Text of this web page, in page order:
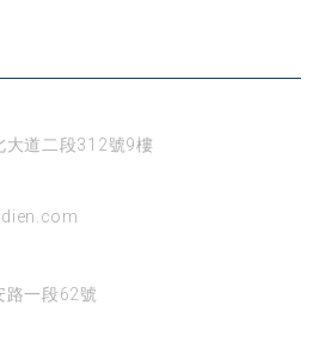
大道二段312號9樓
路一段62號